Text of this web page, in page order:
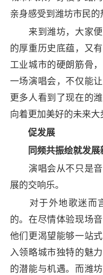
亲身感受到潍坊市民的
来到潍坊，大家便
的厚重历史底蕴，又
工业城市的硬朗筋骨
一场演唱会，不仅能
更多人看到了现在的
向着更加美好的未来大
促发展
同频共振绘就发展
演唱会从不只是音
展的交响乐。
对于外地歌迷而言
的。在尽情体验现场
他们更渴望能够一站
入领略城市独特的魅
的潜能与机遇。而潍